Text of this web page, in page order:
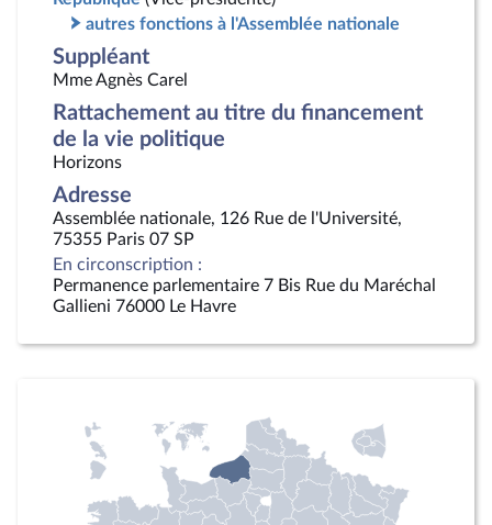
autres fonctions à l'Assemblée nationale
Suppléant
Mme Agnès Carel
Rattachement au titre du financement
de la vie politique
Horizons
Adresse
Assemblée nationale, 126 Rue de l'Université,
75355 Paris 07 SP
En circonscription :
Permanence parlementaire 7 Bis Rue du Maréchal
Gallieni 76000 Le Havre